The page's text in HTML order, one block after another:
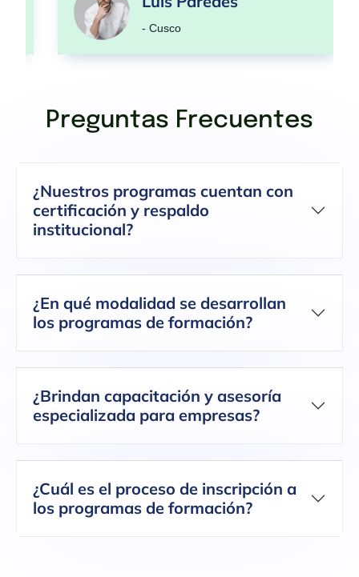
- Cusco
Preguntas Frecuentes
¿Nuestros programas cuentan con
certificación y respaldo
institucional?
¿En qué modalidad se desarrollan
los programas de formación?
¿Brindan capacitación y asesoría
especializada para empresas?
¿Cuál es el proceso de inscripción a
los programas de formación?